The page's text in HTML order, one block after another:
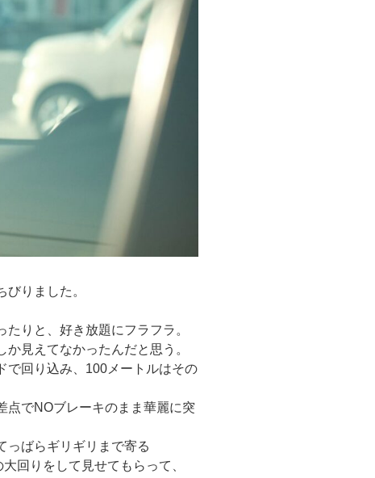
りました。
りと、好き放題にフラフラ。
見えてなかったんだと思う。
で回り込み、100メートルはその
点でNOブレーキのまま華麗に突
っばらギリギリまで寄る
回りをして見せてもらって、